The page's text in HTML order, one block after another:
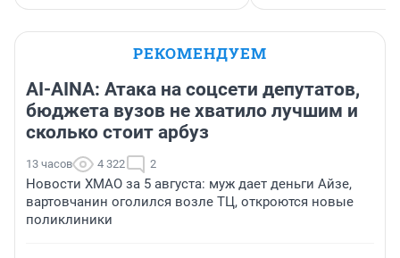
РЕКОМЕНДУЕМ
AI-AINA: Атака на соцсети депутатов,
бюджета вузов не хватило лучшим и
сколько стоит арбуз
13 часов 4 322 2
Новости ХМАО за 5 августа: муж дает деньги Айзе,
вартовчанин оголился возле ТЦ, откроются новые
поликлиники